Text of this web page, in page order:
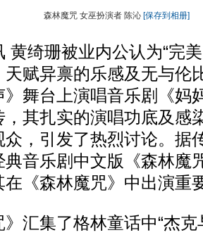
森林魔咒 女巫扮演者 陈沁 [保存到相册]
绮珊被业内公认为“完美
天赋异禀的乐感及无与伦
舞台上演唱音乐剧《妈
其扎实的演唱功底及感
众，引发了热烈讨论。据
音乐剧中文版《森林魔
在《森林魔咒》中出演重
集了格林童话中“杰克